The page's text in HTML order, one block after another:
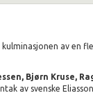
av en
Bjørn Kruse,
av svenske